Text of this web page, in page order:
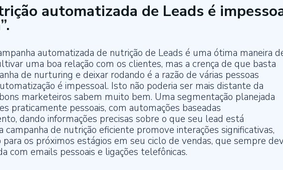
automatizada de Leads é
automatizada de nutrição de Leads é uma ótima maneira
uma boa relação com os clientes, mas a crença de que basta
de nurturing e deixar rodando é a razão de várias pessoas
é impessoal. Isto não poderia ser mais distante da
marketeiros sabem muito bem. Uma segmentação planejada
praticamente pessoais, com automações baseadas
dando informações precisas sobre o que seu lead está
campanha de nutrição eficiente promove interações significativas,
os próximos estágios em seu ciclo de vendas, que sempre
com e­mails pessoais e ligações telefônicas.